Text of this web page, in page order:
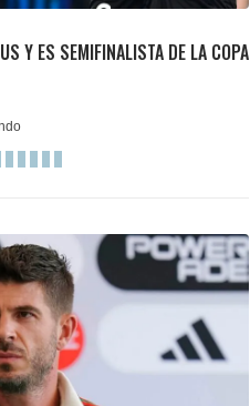
Y ES SEMIFINALISTA DE LA COPA